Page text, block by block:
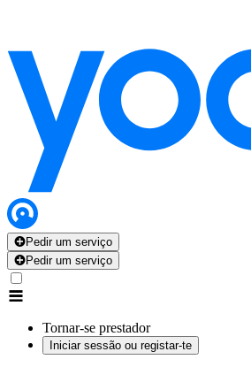
Pedir um serviço
Pedir um serviço
Tornar-se prestador
Iniciar sessão ou registar-te